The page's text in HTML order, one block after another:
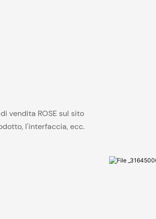
vendita ROSE sul sito
l'interfaccia, ecc.